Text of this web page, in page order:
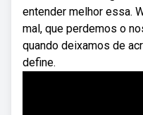
entender melhor essa.
mal, que perdemos o
quando deixamos de
define.